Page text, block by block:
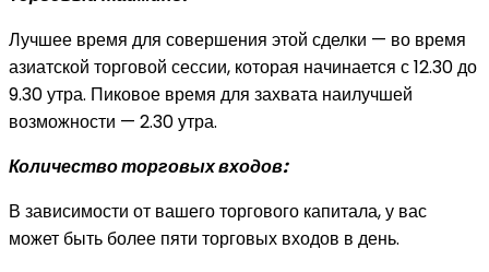
Лучшее время для совершения этой сделки — во время
азиатской торговой сессии, которая начинается с 12.30 до
9.30 утра. Пиковое время для захвата наилучшей
возможности — 2.30 утра.
Количество торговых входов:
В зависимости от вашего торгового капитала, у вас
может быть более пяти торговых входов в день.